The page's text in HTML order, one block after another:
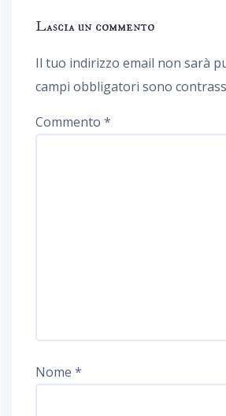
Lascia un commento
Il tuo indirizzo email non sarà
campi obbligatori sono
Commento *
Nome *